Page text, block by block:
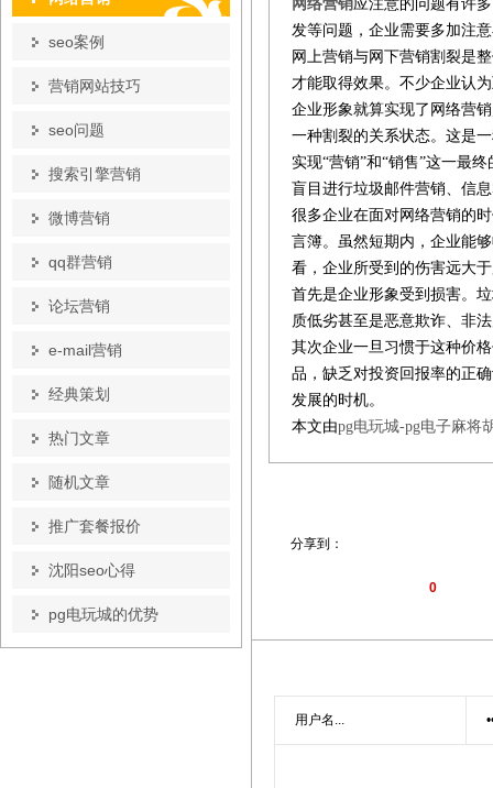
seo案例
营销网站技巧
seo问题
搜索引擎营销
微博营销
qq群营销
论坛营销
e-mail营销
经典策划
热门文章
随机文章
推广套餐报价
沈阳seo心得
pg电玩城的优势
网络营销应注意的问题有许
发等问题，企业需要多加注
网上营销与网下营销割裂是
才能取得效果。不少企业认
企业形象就算实现了网络营
一种割裂的关系状态。这是
实现“营销”和“销售”这一最
盲目进行垃圾邮件营销、
很多企业在面对网络营销的
言簿。虽然短期内，企业能
看，企业所受到的伤害远大
首先是企业形象受到损害。
质低劣甚至是恶意欺诈、非
其次企业一旦习惯于这种价
品，缺乏对投资回报率的正
发展的时机。
本文由pg电玩城-pg电子麻将
分享到：
0